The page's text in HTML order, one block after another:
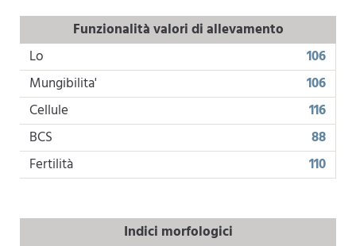
Funzionalità valori di allevamento
Lo
106
Mungibilita'
106
Cellule
116
BCS
88
Fertilità
110
Indici morfologici